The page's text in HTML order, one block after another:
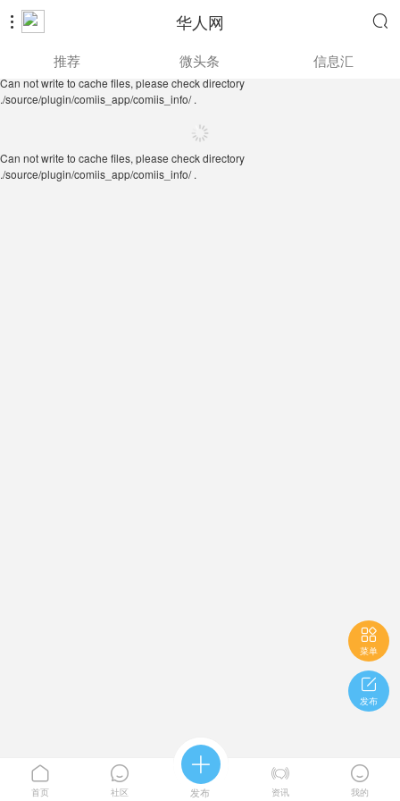
 华人网 
./source/plugin/comiis_app/comiis_info/ .
推荐 微头条 信息汇
Can not write to cache files, please check directory
./source/plugin/comiis_app/comiis_info/ .

菜单

发布

首页

社区

发布

资讯

我的
Can not write to cache files, please check directory
./source/plugin/comiis_app/comiis_info/ .